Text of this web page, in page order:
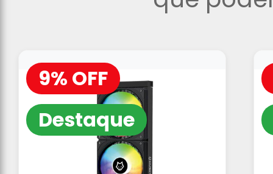
9% OFF
Destaque